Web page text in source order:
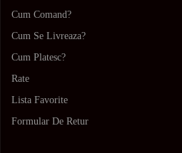
Cum Comand?
Cum Se Livreaza?
Cum Platesc?
Rate
Lista Favorite
Formular De Retur